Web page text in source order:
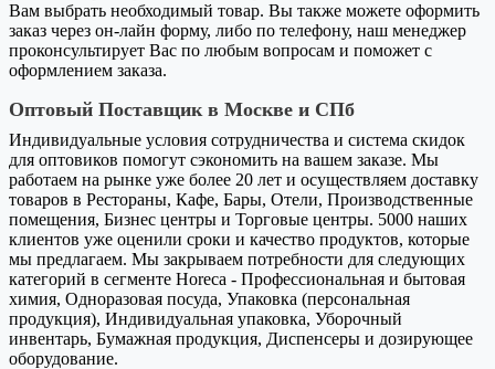
Вам выбрать необходимый товар. Вы также можете оформить
заказ через он-лайн форму, либо по телефону, наш менеджер
проконсультирует Вас по любым вопросам и поможет с
оформлением заказа.
Оптовый Поставщик в Москве и СПб
Индивидуальные условия сотрудничества и система скидок
для оптовиков помогут сэкономить на вашем заказе. Мы
работаем на рынке уже более 20 лет и осуществляем доставку
товаров в Рестораны, Кафе, Бары, Отели, Производственные
помещения, Бизнес центры и Торговые центры. 5000 наших
клиентов уже оценили сроки и качество продуктов, которые
мы предлагаем. Мы закрываем потребности для следующих
категорий в сегменте Horeca - Профессиональная и бытовая
химия, Одноразовая посуда, Упаковка (персональная
продукция), Индивидуальная упаковка, Уборочный
инвентарь, Бумажная продукция, Диспенсеры и дозирующее
оборудование.